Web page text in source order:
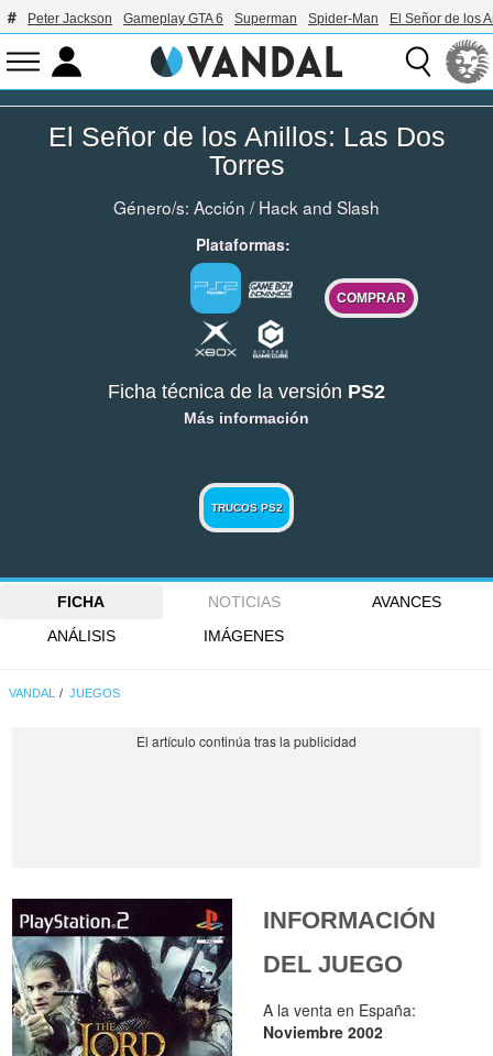
Peter Jackson Gameplay GTA 6 Superman Spider-Man El Señor de los
El Señor de los Anillos: Las Dos
Torres
Género/s: Acción /Hack and Slash
Plataformas:
COMPRAR
Ficha técnica de la versión PS2
Más información
TRUCOS PS2
FICHA NOTICIAS
AVANCES
ANÁLISIS
IMÁGENES
VANDAL JUEGOS
INFORMACIÓN
DEL JUEGO
A la venta en España:
Noviembre 2002